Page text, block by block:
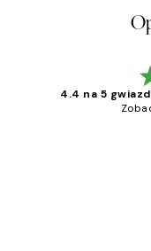
4.4 na 5